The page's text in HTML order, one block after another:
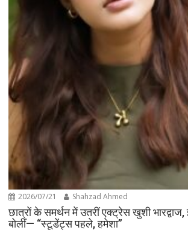
2026/07/21 Shahzad Ahmed
छात्रों के समर्थन में उतरीं एक्ट्रेस खुशी भारद्वाज,
बोलीं— “स्टूडेंट्स पहले, हमेशा”